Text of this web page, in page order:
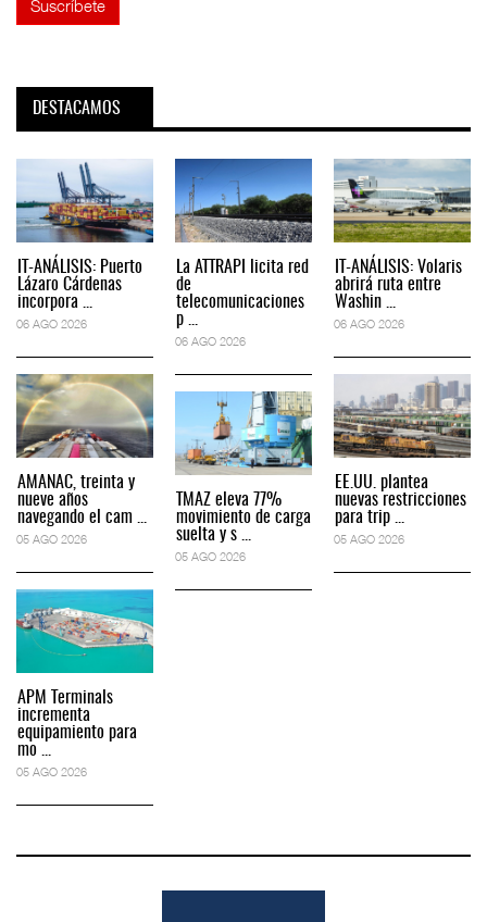
DESTACAMOS
IT-ANÁLISIS: Puerto
Lázaro Cárdenas
incorpora ...
06 AGO 2026
AMANAC, treinta y
nueve años
navegando el cam ...
05 AGO 2026
APM Terminals
incrementa
equipamiento para
mo ...
05 AGO 2026
La ATTRAPI licita red
de
telecomunicaciones
p ...
06 AGO 2026
TMAZ eleva 77%
movimiento de carga
suelta y s ...
05 AGO 2026
IT-ANÁLISIS: Volaris
abrirá ruta entre
Washin ...
06 AGO 2026
EE.UU. plantea
nuevas restricciones
para trip ...
05 AGO 2026